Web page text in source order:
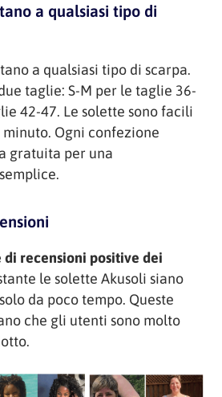
a qualsiasi tipo di
a qualsiasi tipo di scarpa.
taglie: S-M per le taglie 36-
42-47. Le solette sono facili
Ogni confezione
gratuita per una
di recensioni positive dei
le solette Akusoli siano
da poco tempo. Queste
che gli utenti sono molto